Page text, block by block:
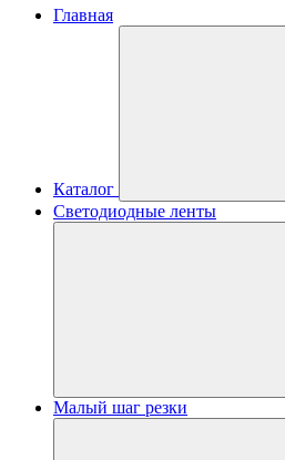
Главная
Каталог
Светодиодные ленты
Малый шаг резки